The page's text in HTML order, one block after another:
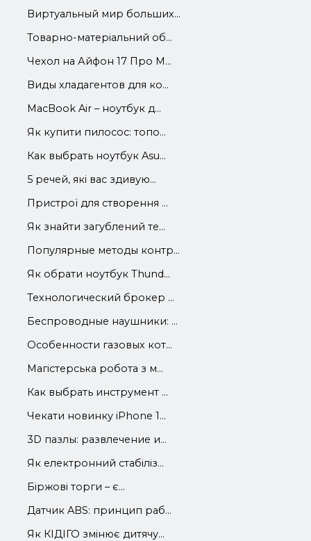
Виртуальный мир больших...
Товарно-матеріальний об...
Чехол на Айфон 17 Про М...
Виды хладагентов для ко...
MacBook Air – ноутбук д...
Як купити пилосос: топо...
Как выбрать ноутбук Asu...
5 речей, які вас здивую...
Пристрої для створення ...
Як знайти загублений те...
Популярные методы контр...
Як обрати ноутбук Thund...
Технологический брокер ...
Беспроводные наушники: ...
Особенности газовых кот...
Магістерська робота з м...
Как выбрать инструмент ...
Чекати новинку iPhone 1...
3D пазлы: развлечение и...
Як електронний стабіліз...
Біржові торги – є...
Датчик ABS: принцип раб...
Як КІДІГО змінює дитячу...